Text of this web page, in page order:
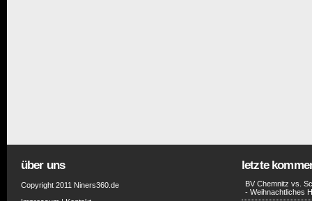
über uns
Copyright 2011 Niners360.de
letzte
BV Chemnitz vs.
- Weihnachtliches